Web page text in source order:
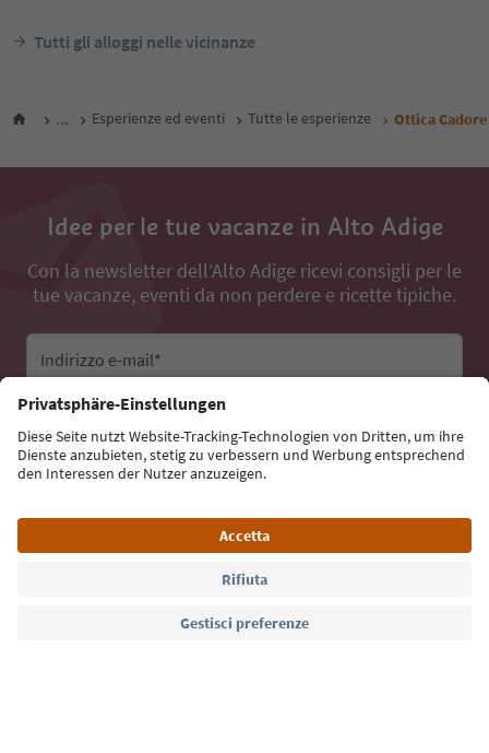
Tutti gli alloggi nelle vicinanze
... Esperienze ed eventi Tutte le esperienze Ottica Cadore
Idee per le tue vacanze in Alto Adige
Con la newsletter dell’Alto Adige ricevi consigli per le
tue vacanze, eventi da non perdere e ricette tipiche.
Indirizzo e-mail*
Iscriviti alla newsletter